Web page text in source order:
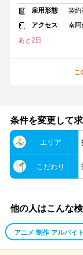
雇用形態
契約
アクセス
南阿
あと2日
こ
条件を変更して
エリア
こだわり
他の人はこんな
アニメ 制作 アルバイト